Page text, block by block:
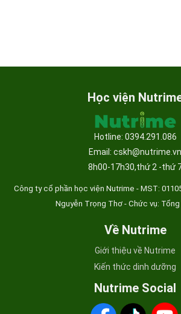
Học viện
Hotline: 0394.291.086
Email: cskh@nutrime.vn
8h00-17h30,thứ 2 -thứ
Công ty cổ phần học viện Nutrime - MST:
Nguyễn Trọng Thơ - Chức vụ:
Về Nutrime
Giới thiệu về Nutrime
Kiến thức dinh dưỡng
Nutrime Social